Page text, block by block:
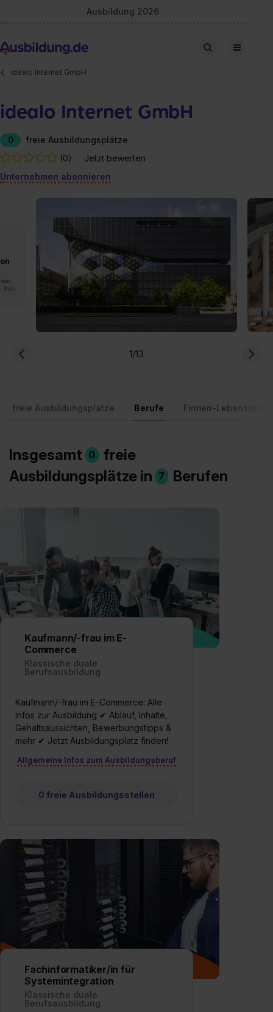
Ausbildung 2026
Stellen finden
idealo Internet GmbH
idealo Internet GmbH
0
freie Ausbildungsplätze
(0)
Jetzt bewerten
Unternehmen abonnieren
Mehr
1/13
freie Ausbildungsplätze Berufe Firmen-Lebenslauf
Insgesamt 0
freie
Ausbildungsplätze in 7 Berufen
Kaufmann/-frau im E-
Commerce
Klassische duale
Berufsausbildung
Kaufmann/-frau im E-Commerce: Alle
Infos zur Ausbildung ✔ Ablauf, Inhalte,
Gehaltsaussichten, Bewerbungstipps &
mehr ✔ Jetzt Ausbildungsplatz finden!
Allgemeine Infos zum Ausbildungsberuf
0 freie Ausbildungsstellen
Fachinformatiker/in für
Systemintegration
Klassische duale
Berufsausbildung